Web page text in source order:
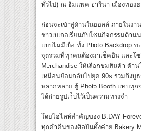
ทั่วไป) ณ อิมแพค อารีน่า เมืองทอง
ก่อนจะเข้าสู่ด้านในฮอลล์ ภายในงา
ชาวเบเกอเรี่ยนกับโซนกิจกรรมด้าน
แบบไม่มีเบื่อ ทั้ง Photo Backdrop ข
จุดรวมที่ทุกคนต้องมาเช็คอิน และโซ
Merchandise ให้เลือกชมสินค้า ด้า
เหมือนย้อนกลับไปยุค 90s รวมถึงบู
หลากหลาย ตู้ Photo Booth แทบทุก
ได้ถ่ายรูปเก็บไว้เป็นความทรงจำ
โดยไฮไลท์สำคัญของ B.DAY
ทุกค่ำคืนของศิลปินทั้งค่าย Bakery